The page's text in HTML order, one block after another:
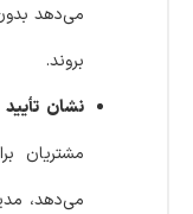
می‌دهد
بروند.
نشان
مشتریان
می‌دهد،